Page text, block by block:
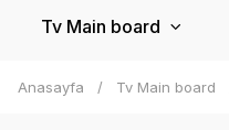
Tv Main board
Anasayfa Tv Main board